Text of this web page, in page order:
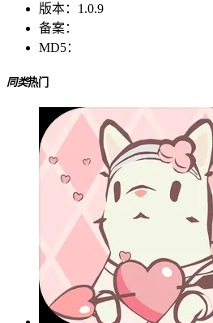
版本： 1.0.9
备案：
MD5：
同类热门